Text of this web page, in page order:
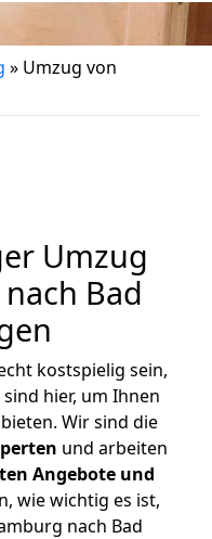
» Umzug von
Umzug
Bad
kostspielig sein,
hier, um Ihnen
Wir sind die
und arbeiten
Angebote und
wie wichtig es ist,
nach Bad